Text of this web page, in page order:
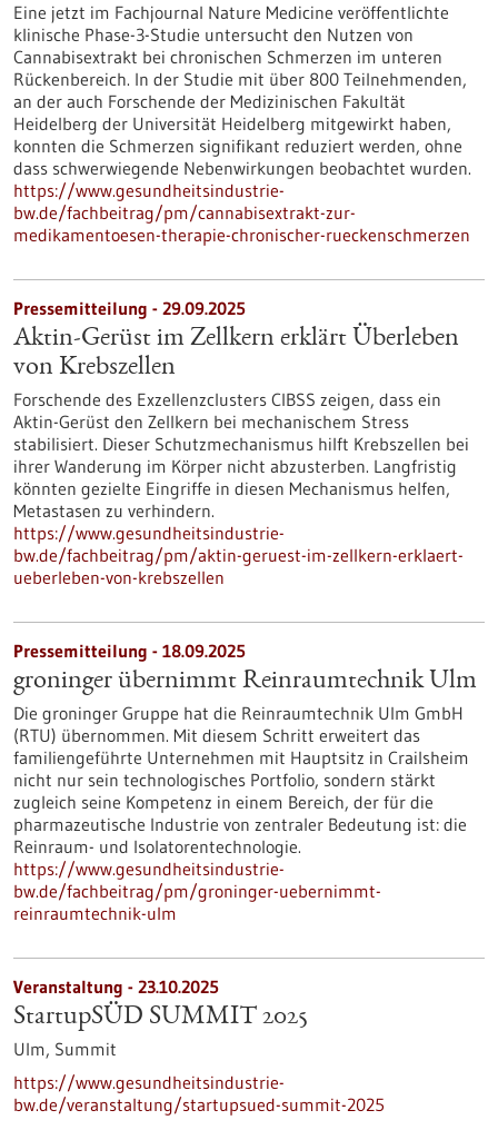
Eine jetzt im Fachjournal Nature Medicine veröffentlichte
klinische Phase-3-Studie untersucht den Nutzen von
Cannabisextrakt bei chronischen Schmerzen im unteren
Rückenbereich. In der Studie mit über 800 Teilnehmenden,
an der auch Forschende der Medizinischen Fakultät
Heidelberg der Universität Heidelberg mitgewirkt haben,
konnten die Schmerzen signifikant reduziert werden, ohne
dass schwerwiegende Nebenwirkungen beobachtet wurden.
https://www.gesundheitsindustrie-
bw.de/fachbeitrag/pm/cannabisextrakt-zur-
medikamentoesen-therapie-chronischer-rueckenschmerzen
Pressemitteilung - 29.09.2025
Aktin-Gerüst im Zellkern erklärt Überleben
von Krebszellen
Forschende des Exzellenzclusters CIBSS zeigen, dass ein
Aktin-Gerüst den Zellkern bei mechanischem Stress
stabilisiert. Dieser Schutzmechanismus hilft Krebszellen bei
ihrer Wanderung im Körper nicht abzusterben. Langfristig
könnten gezielte Eingriffe in diesen Mechanismus helfen,
Metastasen zu verhindern.
https://www.gesundheitsindustrie-
bw.de/fachbeitrag/pm/aktin-geruest-im-zellkern-erklaert-
ueberleben-von-krebszellen
Pressemitteilung - 18.09.2025
groninger übernimmt Reinraumtechnik Ulm
Die groninger Gruppe hat die Reinraumtechnik Ulm GmbH
(RTU) übernommen. Mit diesem Schritt erweitert das
familiengeführte Unternehmen mit Hauptsitz in Crailsheim
nicht nur sein technologisches Portfolio, sondern stärkt
zugleich seine Kompetenz in einem Bereich, der für die
pharmazeutische Industrie von zentraler Bedeutung ist: die
Reinraum- und Isolatorentechnologie.
https://www.gesundheitsindustrie-
bw.de/fachbeitrag/pm/groninger-uebernimmt-
reinraumtechnik-ulm
Veranstaltung - 23.10.2025
StartupSÜD SUMMIT 2025
Ulm, Summit
https://www.gesundheitsindustrie-
bw.de/veranstaltung/startupsued-summit-2025